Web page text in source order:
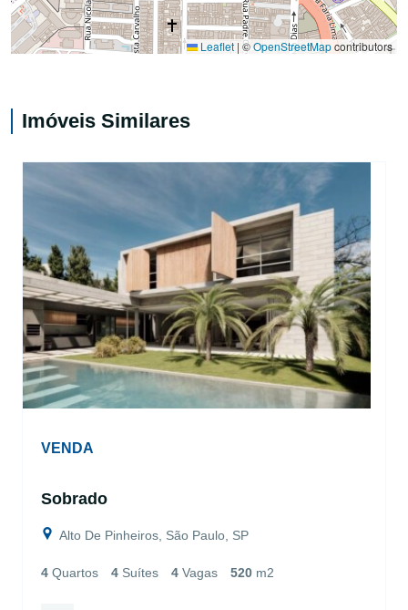
Leaflet | ©OpenStreetMapcontributors
Imóveis Similares
VENDA
Sobrado
Alto De Pinheiros, São Paulo, SP
4 Quartos 4 Suítes 4 Vagas 520 m2